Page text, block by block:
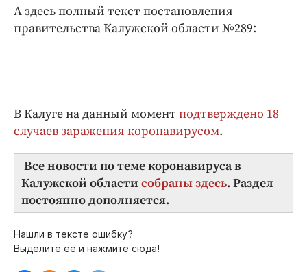
А здесь полный текст постановления
правительства Калужской области №289:
В Калуге на данный момент подтверждено 18
случаев заражения коронавирусом.
Все новости по теме коронавируса в
Калужской области собраны здесь. Раздел
постоянно дополняется.
Нашли в тексте ошибку?
Выделите её и нажмите сюда!